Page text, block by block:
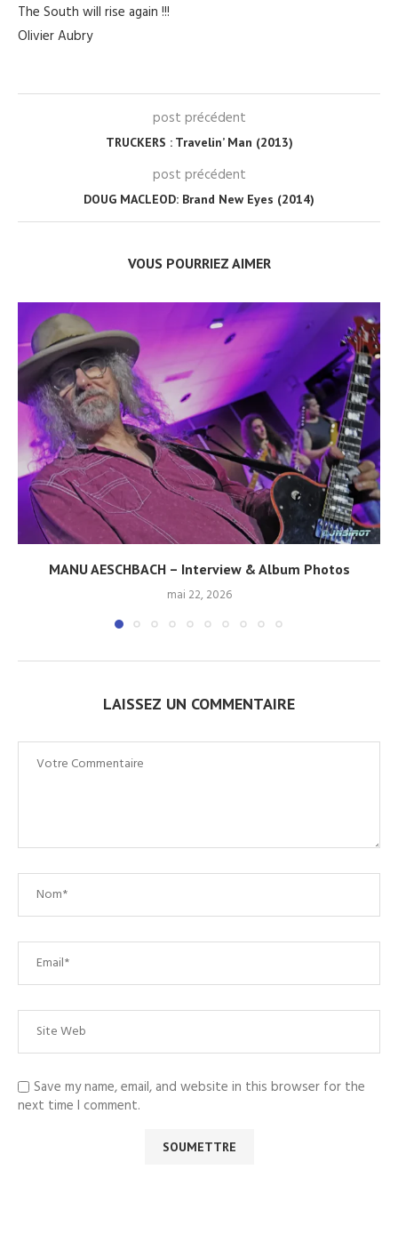
The South will rise again !!!
Olivier Aubry
post précédent
TRUCKERS : Travelin’ Man (2013)
post précédent
DOUG MACLEOD: Brand New Eyes (2014)
VOUS POURRIEZ AIMER
MANU AESCHBACH – Interview & Album Photos
mai 22, 2026
LAISSEZ UN COMMENTAIRE
Save my name, email, and website in this browser for the
next time I comment.